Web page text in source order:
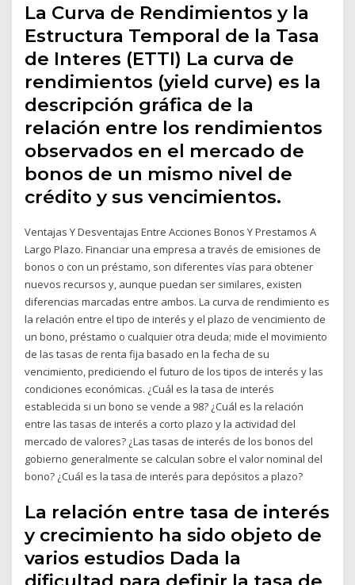
La Curva de Rendimientos y la
Estructura Temporal de la Tasa
de Interes (ETTI) La curva de
rendimientos (yield curve) es la
descripción gráfica de la
relación entre los rendimientos
observados en el mercado de
bonos de un mismo nivel de
crédito y sus vencimientos.
Ventajas Y Desventajas Entre Acciones Bonos Y Prestamos A
Largo Plazo. Financiar una empresa a través de emisiones de
bonos o con un préstamo, son diferentes vías para obtener
nuevos recursos y, aunque puedan ser similares, existen
diferencias marcadas entre ambos. La curva de rendimiento es
la relación entre el tipo de interés y el plazo de vencimiento de
un bono, préstamo o cualquier otra deuda; mide el movimiento
de las tasas de renta fija basado en la fecha de su
vencimiento, prediciendo el futuro de los tipos de interés y las
condiciones económicas. ¿Cuál es la tasa de interés
establecida si un bono se vende a 98? ¿Cuál es la relación
entre las tasas de interés a corto plazo y la actividad del
mercado de valores? ¿Las tasas de interés de los bonos del
gobierno generalmente se calculan sobre el valor nominal del
bono? ¿Cuál es la tasa de interés para depósitos a plazo?
La relación entre tasa de interés
y crecimiento ha sido objeto de
varios estudios Dada la